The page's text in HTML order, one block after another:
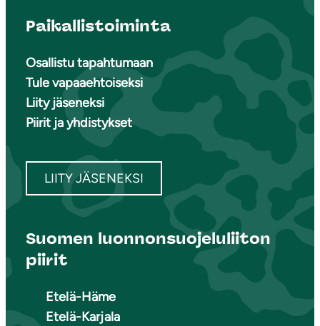
Paikallistoiminta
Osallistu tapahtumaan
Tule vapaaehtoiseksi
Liity jäseneksi
Piirit ja yhdistykset
LIITY JÄSENEKSI
Suomen luonnonsuojeluliiton
piirit
Etelä-Häme
Etelä-Karjala